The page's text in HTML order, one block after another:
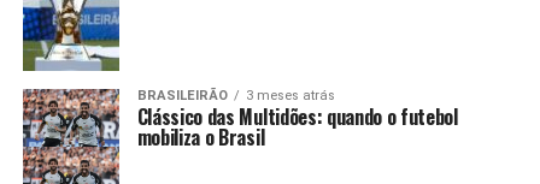
BRASILEIRÃO 3 meses atrás
Clássico das Multidões: quando o futebol
mobiliza o Brasil